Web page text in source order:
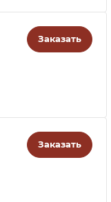
Заказать
Заказать